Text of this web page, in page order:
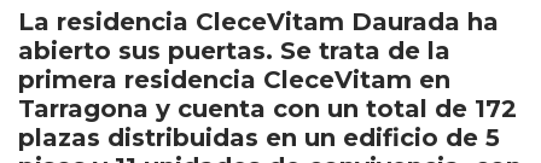
La residencia CleceVitam Daurada ha
abierto sus puertas. Se trata de la
primera residencia CleceVitam en
Tarragona y cuenta con un total de 172
plazas distribuidas en un edificio de 5